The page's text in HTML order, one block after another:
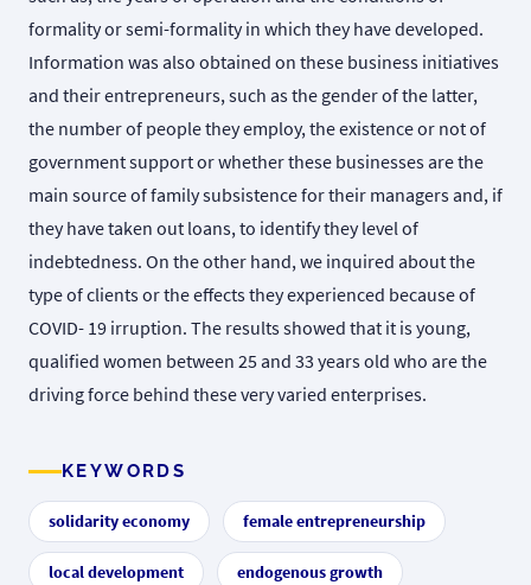
formality or semi-formality in which they have developed.
Information was also obtained on these business initiatives
and their entrepreneurs, such as the gender of the latter,
the number of people they employ, the existence or not of
government support or whether these businesses are the
main source of family subsistence for their managers and, if
they have taken out loans, to identify they level of
indebtedness. On the other hand, we inquired about the
type of clients or the effects they experienced because of
COVID- 19 irruption. The results showed that it is young,
qualified women between 25 and 33 years old who are the
driving force behind these very varied enterprises.
KEYWORDS
solidarity economy female entrepreneurship
local development endogenous growth